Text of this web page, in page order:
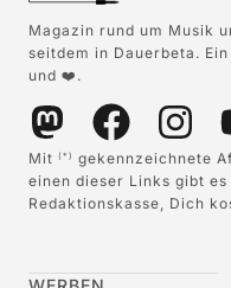
Magazin rund um Musik
seitdem in Dauerbeta.
und ❤️.
Mit (*)
gekennzeichnete
einen dieser Links gibt
Redaktionskasse, Dich